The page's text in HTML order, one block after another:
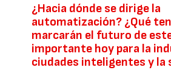
¿Hacia dónde se dirige la
automatización? ¿Qué
marcarán el futuro de
importante hoy para la
ciudades inteligentes y la